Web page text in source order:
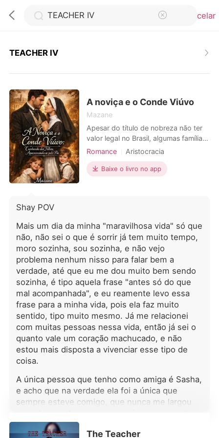
Cancelar
Loja
Histórico
Sair
TEACHER IV
A noviça e o Conde Viúvo
Mazane
Apesar do título de nobreza não ter
valor legal no Brasil, algumas famílias
ainda mantém suas tradições e
Alencastro. Neste cenário, Maria
Clara, uma jovem professora e
Solar Alencastro, uma propriedade
imponente pertencente ao reservado
Conde Álvaro Alencastro, um homem
cuja frieza só não supera a frieza que
reina em sua própria casa. Após a
morte misteriosa de sua esposa, um
caso envolto em mistério, Álvaro
passou a ignorar quase
completamente os filhos pequenos.
As crianças, carentes e
indisciplinadas, já haviam expulsado
diversas babás. Ao chegar ao Solar,
Maria Clara encontra uma casa cheia
crianças que só querem carinho e
atenção. Com sua alegria,
sensibilidade, ela vai conquistando
cada um deles e desperta algo
experimentou, sobretudo porque seu
Romance
Aristocracia
Encantadora
Urbano
Crescimento do personagem
Baixe o livro no app
Shay POV
Mais um dia da minha "maravilhosa vida" só que
não, não sei o que é sorrir já tem muito tempo,
moro sozinha, sou sozinha, e não vejo
problema nenhum nisso para falar bem a
verdade, até que eu me dou muito bem sendo
sozinha, é tipo aquela frase "antes só do que
mal acompanhada", e eu reamente levo essa
frase para a minha vida, pois ela faz muito
sentido, tipo muito mesmo. Já me relacionei
com muitas pessoas nessa vida, então já sei o
quanto vale um coração machucado, e não
estou mais disposta a vivenciar esse tipo de
coisa.
A única pessoa que tenho como amiga é Sasha,
e acho que na verdade ela foi a única que
sempre esteve comigo, que nunca me largou
quando eu estava nos meus piores momentos,
e são de pessoas assim que realmente
precisamos, ela sempre estava por perto, o que
The Teacher